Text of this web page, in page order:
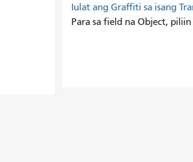
Iulat ang Graffiti sa isang
Para sa field na Object,